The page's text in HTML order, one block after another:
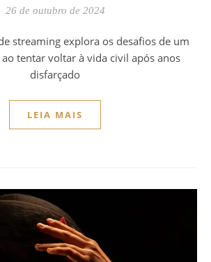
26 de outubro de 2024
tentar voltar à vida civil após anos
disfarçado
LEIA MAIS